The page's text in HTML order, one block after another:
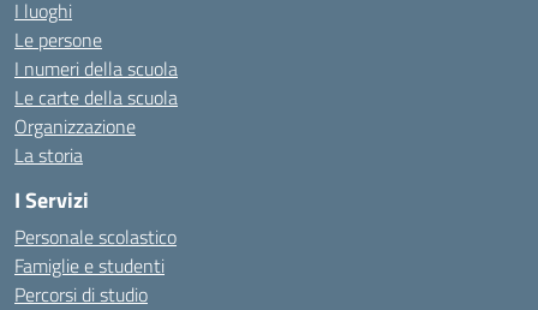
I luoghi
Le persone
I numeri della scuola
Le carte della scuola
Organizzazione
La storia
I Servizi
Personale scolastico
Famiglie e studenti
Percorsi di studio